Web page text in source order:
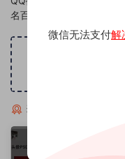
名百家姓氏头像制作教程软
猜你喜欢
微信无法支付解